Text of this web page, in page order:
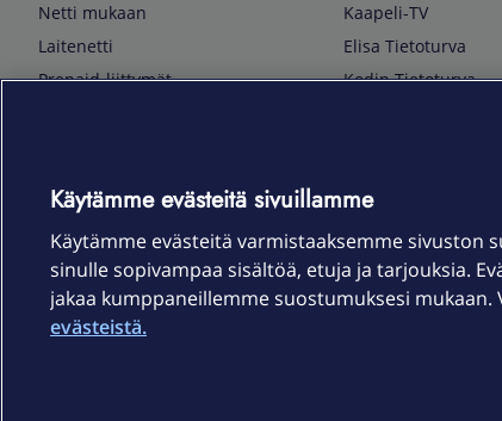
Netti mukaan
Laitenetti
Prepaid-liittymät
TV & audio
Kodinkoneet
Kamerat ja dronet
Kellot ja rannekkeet
Kaapeli-TV
Elisa Tietoturva
Kodin Tietoturva
Elisa Kotiverkko
Elisa Pilvilinna
Elisa Laiteturva
Elisa
Käytämme evästeitä sivuillamme
Käytämme evästeitä varmistaaksemme sivuston
sinulle sopivampaa sisältöä, etuja ja tarjouksia.
jakaa kumppaneillemme suostumuksesi
evästeistä.